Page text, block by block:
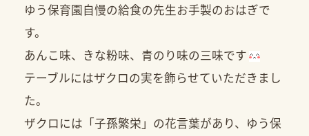
ゆう保育園自慢の給食の先生お手製のおはぎで
す。
あんこ味、きな粉味、青のり味の三味です
テーブルにはザクロの実を飾らせていただきまし
た。
ザクロには「子孫繁栄」の花言葉があり、ゆう保